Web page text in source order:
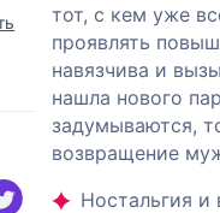
тот, с кем уже
проявлять
навязчива и
нашла нового
задумываются,
возвращение
Ностальгия